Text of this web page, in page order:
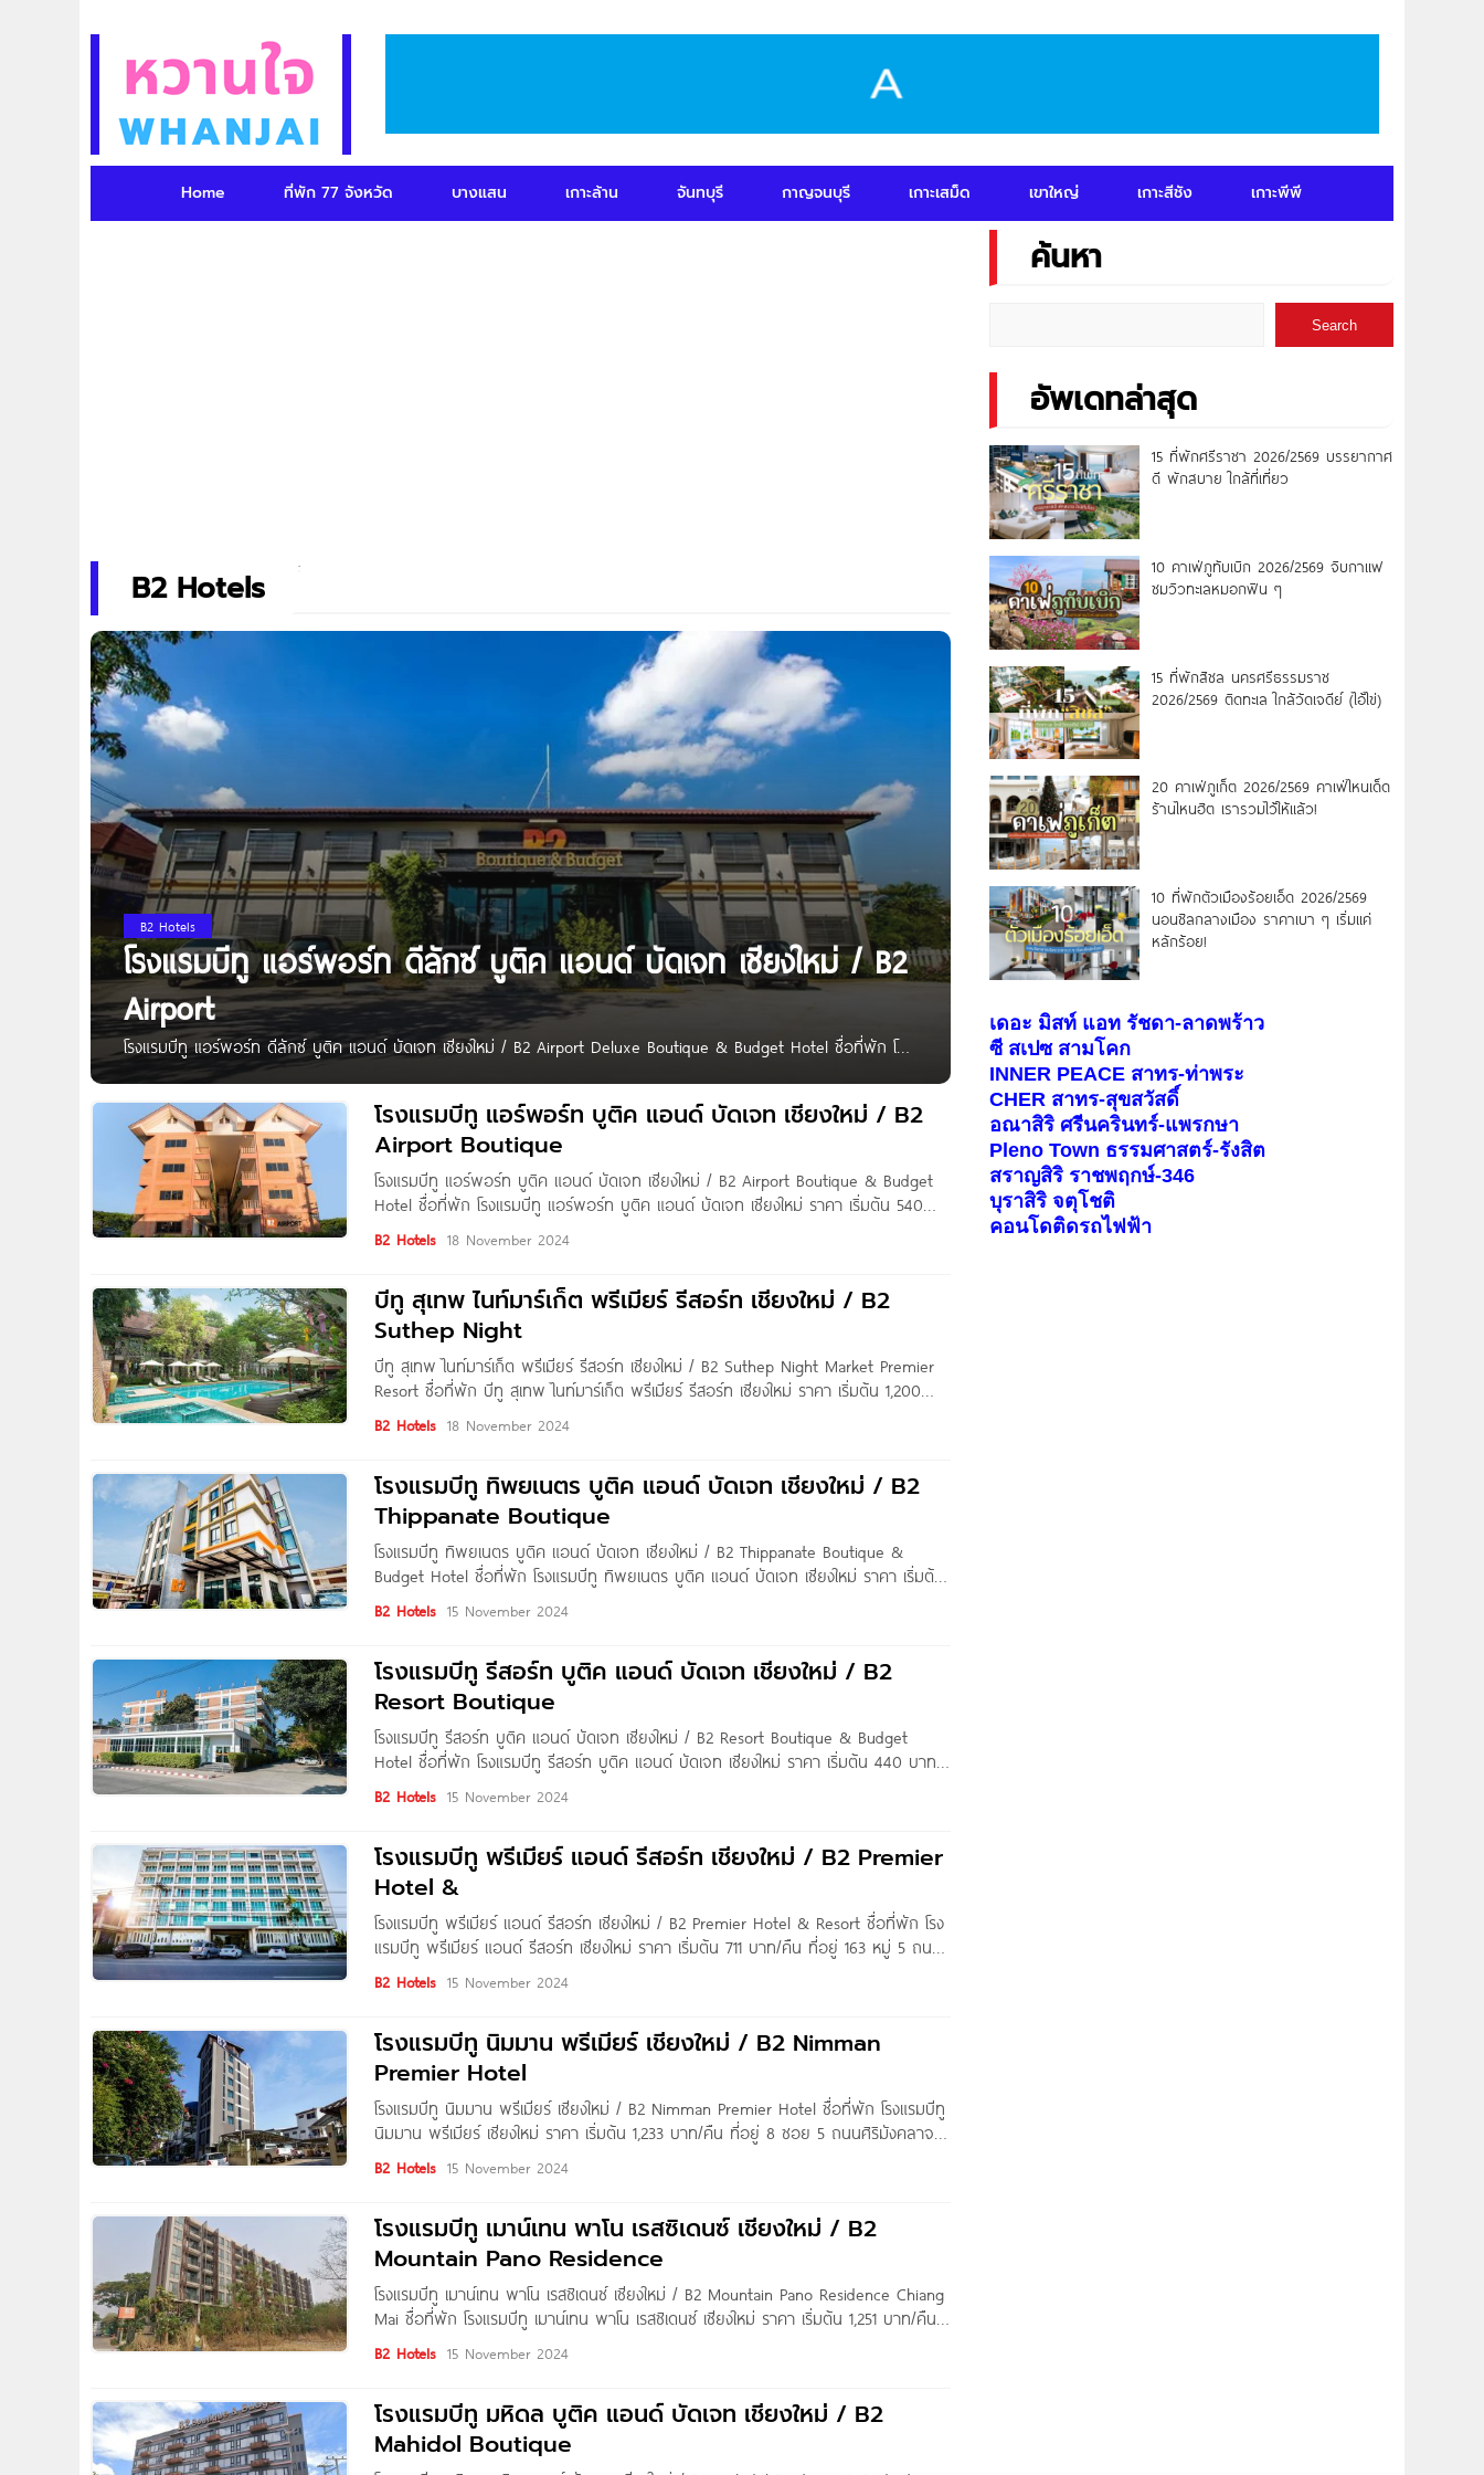
Home ที่พัก 77 จังหวัด บางแสน เกาะล้าน จันทบุรี กาญจนบุรี เกาะเสม็ด เขาใหญ่ เกาะสีชัง เกาะพีพี
B2 Hotels
B2 Hotels
โรงแรมบีทู แอร์พอร์ท ดีลักซ์ บูติค แอนด์ บัดเจท เชียงใหม่ / B2
Airport
โรงแรมบีทู แอร์พอร์ท ดีลักซ์ บูติค แอนด์ บัดเจท เชียงใหม่ / B2 Airport Deluxe Boutique & Budget Hotel ชื่อที่พัก โรง
แรมบีทู แอร์พอร์ท ดีลักซ์ บูติค แอนด์ บัดเจท เชียงใหม่ ราคา เริ่มต้น 590 บาท/คืน ที่อยู่ 77/3 ถนนศรีปิงเมือง
โรงแรมบีทู แอร์พอร์ท บูติค แอนด์ บัดเจท เชียงใหม่ / B2
Airport Boutique
โรงแรมบีทู แอร์พอร์ท บูติค แอนด์ บัดเจท เชียงใหม่ / B2 Airport Boutique & Budget
Hotel ชื่อที่พัก โรงแรมบีทู แอร์พอร์ท บูติค แอนด์ บัดเจท เชียงใหม่ ราคา เริ่มต้น 540
บาท/คืน ที่อยู่ 79/45 ถนนศรีปิงเมือง ตำบลช้างคลาน อำเภอเมืองเชียงใหม่ เชียงใหม่
B2 Hotels 18 November 2024
บีทู สุเทพ ไนท์มาร์เก็ต พรีเมียร์ รีสอร์ท เชียงใหม่ / B2
Suthep Night
บีทู สุเทพ ไนท์มาร์เก็ต พรีเมียร์ รีสอร์ท เชียงใหม่ / B2 Suthep Night Market Premier
Resort ชื่อที่พัก บีทู สุเทพ ไนท์มาร์เก็ต พรีเมียร์ รีสอร์ท เชียงใหม่ ราคา เริ่มต้น 1,200
บาท/คืน ที่อยู่ 99/9 หมู่ 14 ถนนสุเทพ อำเภอเมืองเชียงใหม่
B2 Hotels 18 November 2024
โรงแรมบีทู ทิพยเนตร บูติค แอนด์ บัดเจท เชียงใหม่ / B2
Thippanate Boutique
โรงแรมบีทู ทิพยเนตร บูติค แอนด์ บัดเจท เชียงใหม่ / B2 Thippanate Boutique &
Budget Hotel ชื่อที่พัก โรงแรมบีทู ทิพยเนตร บูติค แอนด์ บัดเจท เชียงใหม่ ราคา เริ่มต้น
800 บาท/คืน ที่อยู่ 67/6 ถนนทิพย์เนตร ตำบลหายยา อำเภอเมืองเชียงใหม่ เชียงใหม่
B2 Hotels 15 November 2024
โรงแรมบีทู รีสอร์ท บูติค แอนด์ บัดเจท เชียงใหม่ / B2
Resort Boutique
โรงแรมบีทู รีสอร์ท บูติค แอนด์ บัดเจท เชียงใหม่ / B2 Resort Boutique & Budget
Hotel ชื่อที่พัก โรงแรมบีทู รีสอร์ท บูติค แอนด์ บัดเจท เชียงใหม่ ราคา เริ่มต้น 440 บาท/
คืน ที่อยู่ 142 ถนนวงแหวนรอบ 2 ตำบลสันผีเสื้อ อำเภอเมืองเชียงใหม่
B2 Hotels 15 November 2024
โรงแรมบีทู พรีเมียร์ แอนด์ รีสอร์ท เชียงใหม่ / B2 Premier
Hotel &
โรงแรมบีทู พรีเมียร์ แอนด์ รีสอร์ท เชียงใหม่ / B2 Premier Hotel & Resort ชื่อที่พัก โรง
แรมบีทู พรีเมียร์ แอนด์ รีสอร์ท เชียงใหม่ ราคา เริ่มต้น 711 บาท/คืน ที่อยู่ 163 หมู่ 5 ถนน
คลองชลประทาน ตำบลสุเทพ อำเภอเมืองเชียงใหม่ เชียงใหม่ 50200
B2 Hotels 15 November 2024
โรงแรมบีทู นิมมาน พรีเมียร์ เชียงใหม่ / B2 Nimman
Premier Hotel
โรงแรมบีทู นิมมาน พรีเมียร์ เชียงใหม่ / B2 Nimman Premier Hotel ชื่อที่พัก โรงแรมบีทู
นิมมาน พรีเมียร์ เชียงใหม่ ราคา เริ่มต้น 1,233 บาท/คืน ที่อยู่ 8 ซอย 5 ถนนศิริมังคลาจาร
ย์ ตำบลสุเทพ อำเภอเมืองเชียงใหม่ เชียงใหม่ 50200 เบอร์โทร 1328, 052-009-566
B2 Hotels 15 November 2024
โรงแรมบีทู เมาน์เทน พาโน เรสซิเดนซ์ เชียงใหม่ / B2
Mountain Pano Residence
โรงแรมบีทู เมาน์เทน พาโน เรสซิเดนซ์ เชียงใหม่ / B2 Mountain Pano Residence Chiang
Mai ชื่อที่พัก โรงแรมบีทู เมาน์เทน พาโน เรสซิเดนซ์ เชียงใหม่ ราคา เริ่มต้น 1,251 บาท/คืน
ที่อยู่ 306 หมู่ 3 ตำบลช้างเผือก อำเภอเมืองเชียงใหม่ เชียงใหม่ 50300
B2 Hotels 15 November 2024
โรงแรมบีทู มหิดล บูติค แอนด์ บัดเจท เชียงใหม่ / B2
Mahidol Boutique
ค้นหา
Search
อัพเดทล่าสุด
15 ที่พักศรีราชา 2026/2569 บรรยากาศ
ดี พักสบาย ใกล้ที่เที่ยว
10 คาเฟ่ภูทับเบิก 2026/2569 จิบกาแฟ
ชมวิวทะเลหมอกฟิน ๆ
15 ที่พักสิชล นครศรีธรรมราช
2026/2569 ติดทะเล ใกล้วัดเจดีย์ (ไอ้ไข่)
20 คาเฟ่ภูเก็ต 2026/2569 คาเฟ่ไหนเด็ด
ร้านไหนฮิต เรารวมไว้ให้แล้ว!
10 ที่พักตัวเมืองร้อยเอ็ด 2026/2569
นอนชิลกลางเมือง ราคาเบา ๆ เริ่มแค่
หลักร้อย!
เดอะ มิสท์ แอท รัชดา-ลาดพร้าว
ซี สเปซ สามโคก
INNER PEACE สาทร-ท่าพระ
CHER สาทร-สุขสวัสดิ์
อณาสิริ ศรีนครินทร์-แพรกษา
Pleno Town ธรรมศาสตร์-รังสิต
สราญสิริ ราชพฤกษ์-346
บุราสิริ จตุโชติ
คอนโดติดรถไฟฟ้า